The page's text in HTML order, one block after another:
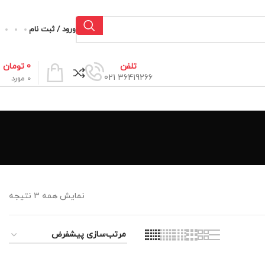
ورود / ثبت نام
تلفن
36419266 021
0 مورد
0 تومان
نمایش همه 3 نتیجه